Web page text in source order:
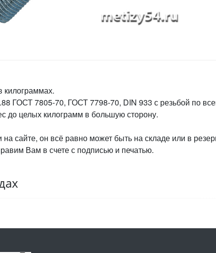
килограммах.
ГОСТ 7805-70, ГОСТ 7798-70, DIN 933 с резьбой по
до целых килограмм в большую сторону.
сайте, он всё равно может быть на складе или в
Вам в счете с подписью и печатью.